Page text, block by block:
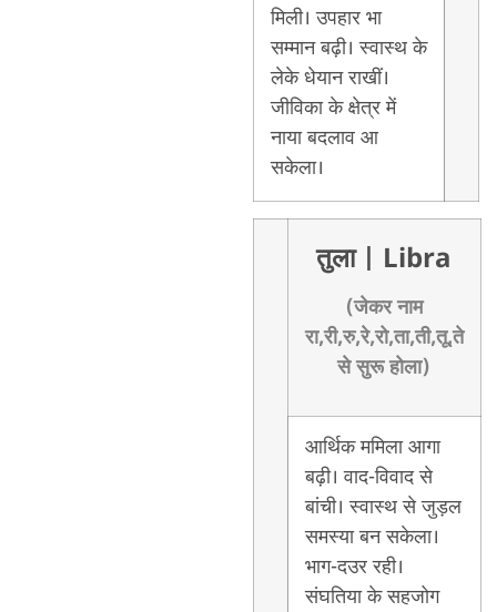
मिली। उपहार भा
सम्मान बढ़ी। स्वास्थ के
लेके धेयान राखीं।
जीविका के क्षेत्र में
नाया बदलाव आ
सकेला।
तुला | Libra
(जेकर नाम
रा,री,रु,रे,रो,ता,ती,तू,ते
से सुरू होला)
आर्थिक ममिला आगा
बढ़ी। वाद-विवाद से
बांची। स्वास्थ से जुड़ल
समस्या बन सकेला।
भाग-दउर रही।
संघतिया के सहजोग